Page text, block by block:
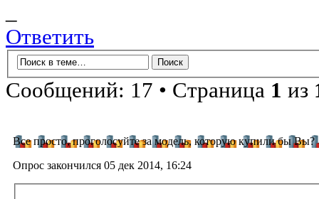
Ответить
Сообщений: 17 • Страница 1 из
Все просто, проголосуйте за модель, которую купили бы Вы?
Опрос закончился 05 дек 2014, 16:24